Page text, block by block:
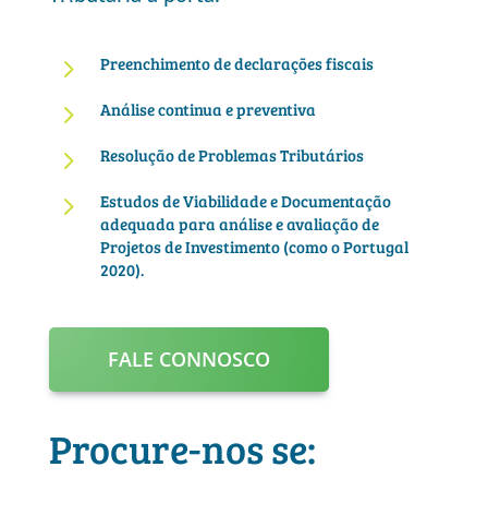
5 Preenchimento de declarações fiscais
5 Análise continua e preventiva
5 Resolução de Problemas Tributários
5
Estudos de Viabilidade e Documentação
adequada para análise e avaliação de
Projetos de Investimento (como o Portugal
2020).
FALE CONNOSCO
Procure-nos se: